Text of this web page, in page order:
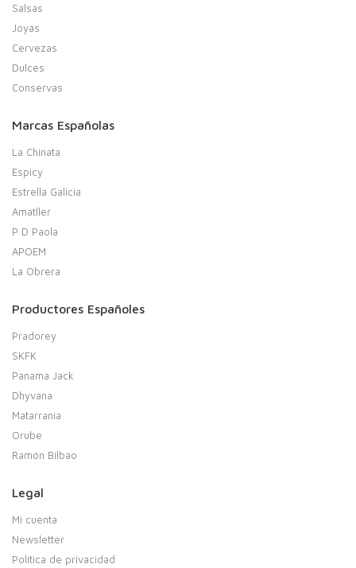
Salsas
Joyas
Cervezas
Dulces
Conservas
Marcas Españolas
La Chinata
Espicy
Estrella Galicia
Amatller
P D Paola
APOEM
La Obrera
Productores Españoles
Pradorey
SKFK
Panama Jack
Dhyvana
Matarrania
Orube
Ramón Bilbao
Legal
Mi cuenta
Newsletter
Política de privacidad